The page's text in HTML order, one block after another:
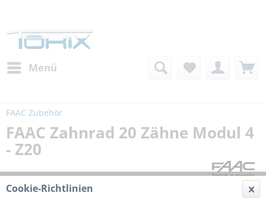
Menü
FAAC Zubehör
FAAC Zahnrad 20 Zähne Modul 4
- Z20
Cookie-Richtlinien